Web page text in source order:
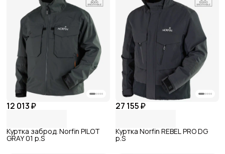
12 013 ₽
Куртка заброд. Norfin PILOT
GRAY 01 р.S
27 155 ₽
Куртка Norfin REBEL PRO DG
р.S